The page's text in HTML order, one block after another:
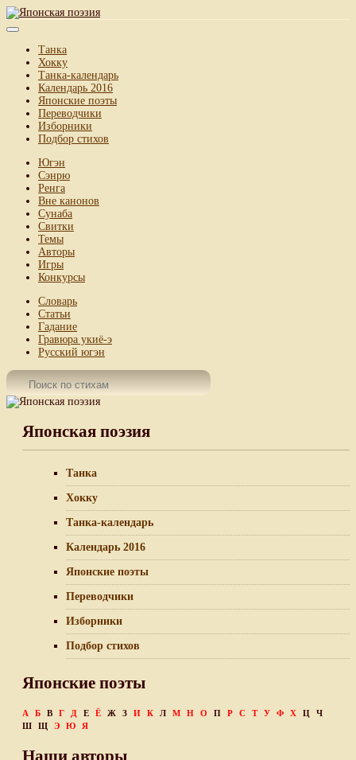
Танка
Хокку
Танка-календарь
Календарь 2016
Японские поэты
Переводчики
Изборники
Подбор стихов
Югэн
Сэнрю
Ренга
Вне канонов
Сунаба
Свитки
Темы
Авторы
Игры
Конкурсы
Словарь
Статьи
Гадание
Гравюра укиё-э
Русский югэн
Японская поэзия
Танка
Хокку
Танка-календарь
Календарь 2016
Японские поэты
Переводчики
Изборники
Подбор стихов
Японские поэты
А Б В Г Д Е Ё Ж З И К Л М Н О П Р С Т У Ф Х Ц
Ч
Ш
Щ Э Ю Я
Наши авторы